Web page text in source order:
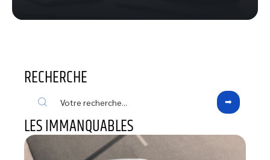
RECHERCHE
LES IMMANQUABLES